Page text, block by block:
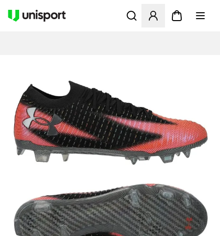
Apre una finestra modale